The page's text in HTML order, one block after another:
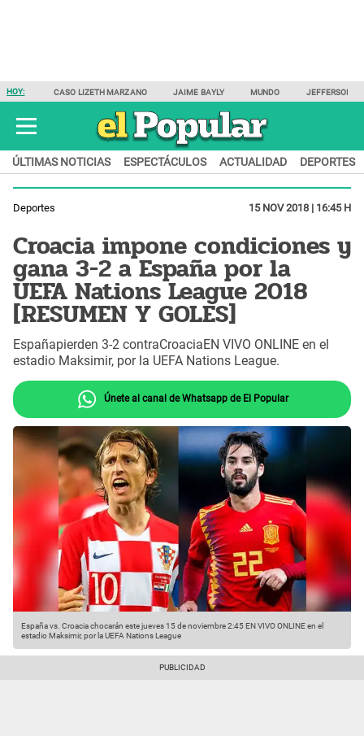
HOY: CASO LIZETH MARZANO JAIME BAYLY MUNDO JEFFERSON
ÚLTIMAS NOTICIAS ESPECTÁCULOS ACTUALIDAD DEPORTES
Deportes 15 NOV 2018 | 16:45 H
Croacia impone condiciones y
gana 3-2 a España por la
UEFA Nations League 2018
[RESUMEN Y GOLES]
Españapierden 3-2 contraCroaciaEN VIVO ONLINE en el
estadio Maksimir, por la UEFA Nations League.
Únete al canal de Whatsapp de El Popular
España vs. Croacia chocarán este jueves 15 de noviembre 2:45 EN VIVO ONLINE en el
estadio Maksimir, por la UEFA Nations League